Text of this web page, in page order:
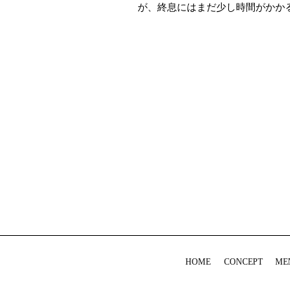
が、終息にはまだ少し時間がか
HOME CONCEPT